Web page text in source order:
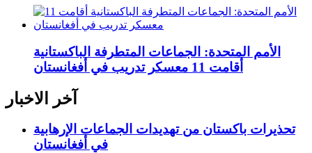
الأمم المتحدة: الجماعات المتطرفة الباكستانية
أقامت 11 معسكر تدريب في أفغانستان
آخر الاخبار
تحذيرات باكستان من تهديدات الجماعات الإرهابية
في أفغانستان